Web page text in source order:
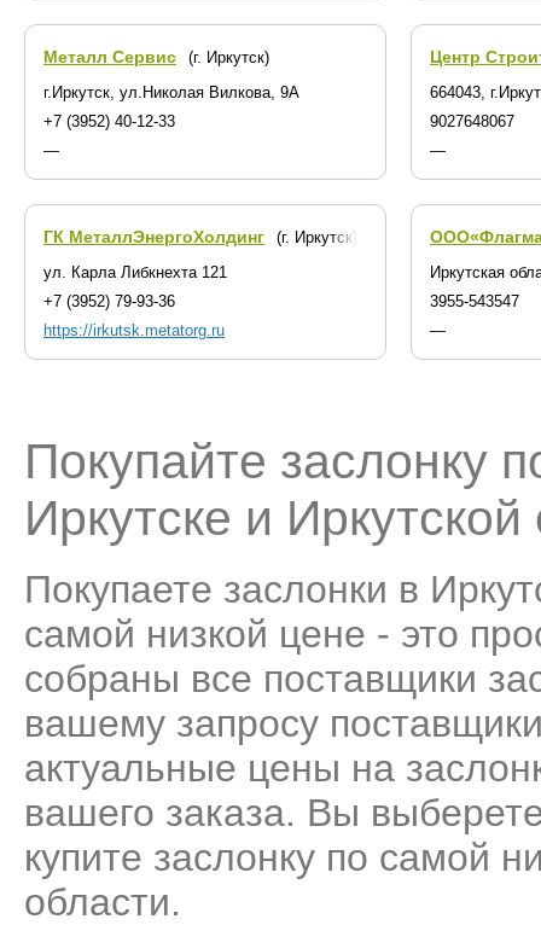
Металл Сервис
(г. Иркутск)
г.Иркутск, ул.Николая Вилкова, 9А
+7 (3952) 40-12-33
—
Центр
664043,
9027648067
—
ГК МеталлЭнергоХолдинг
(г. Иркутск)
ул. Карла Либкнехта 121
+7 (3952) 79-93-36
https://irkutsk.metatorg.ru
Иркутская
3955-543547
—
Покупайте заслонку
Иркутске и Иркутской
Покупаете заслонки в
самой низкой цене - это
собраны все поставщики
вашему запросу
актуальные цены на
вашего заказа. Вы
купите заслонку по самой
области.